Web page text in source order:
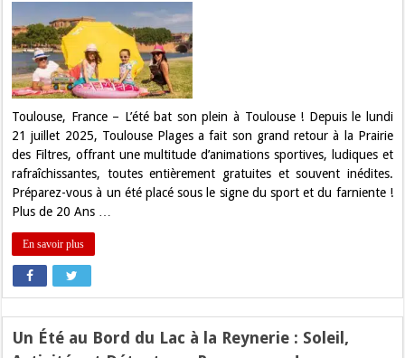
à
la
Prairie
des
Filtres
!
Toulouse, France – L’été bat son plein à Toulouse ! Depuis le lundi
21 juillet 2025, Toulouse Plages a fait son grand retour à la Prairie
des Filtres, offrant une multitude d’animations sportives, ludiques et
rafraîchissantes, toutes entièrement gratuites et souvent inédites.
Préparez-vous à un été placé sous le signe du sport et du farniente !
Plus de 20 Ans …
En savoir plus
Un Été au Bord du Lac à la Reynerie : Soleil,